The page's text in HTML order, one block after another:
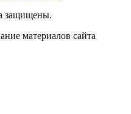
защищены.
материалов сайта